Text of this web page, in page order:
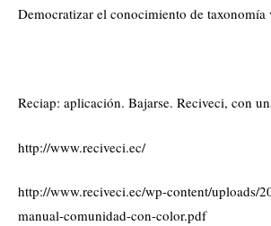
Democratizar el conocimiento de taxonomía
Reciap: aplicación. Bajarse. Reciveci, con
http://www.reciveci.ec/
http://www.reciveci.ec/wp-content/uploads/
manual-comunidad-con-color.pdf